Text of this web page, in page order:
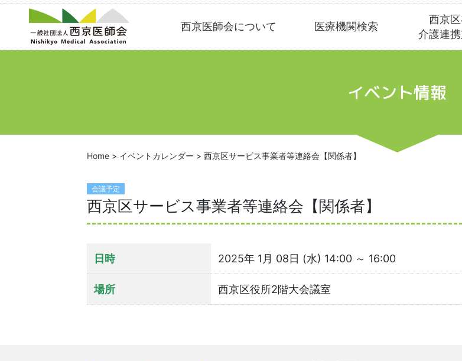
content
西京医師会について 医療機関検索
西京区
介護連
イベント情報
Home > イベントカレンダー > 西京区サービス事業者等連絡会【関係者】
会議予定
西京区サービス事業者等連絡会【関係者】
日時 2025年 1月 08日 (水) 14:00 ～ 16:00
場所 西京区役所2階大会議室